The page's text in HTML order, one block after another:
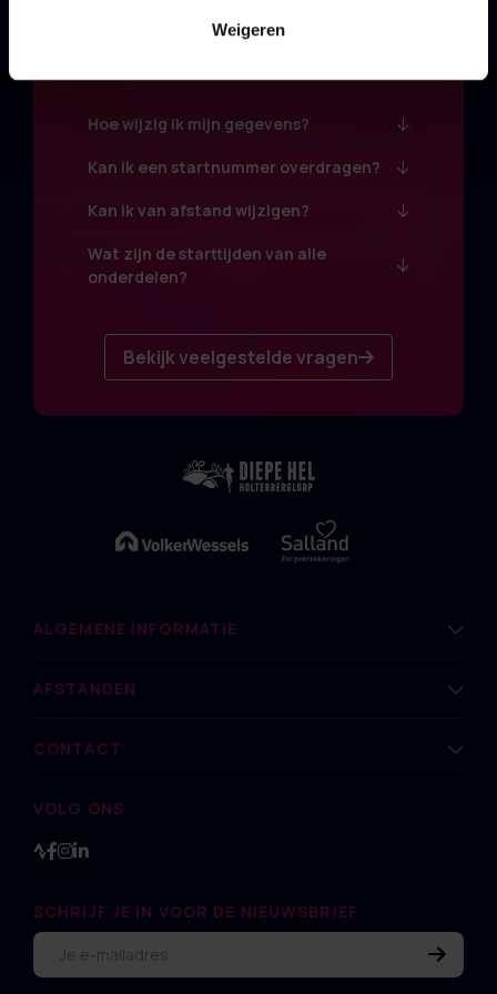
Weigeren
vragen
Hoe wijzig ik mijn gegevens?
Kan ik een startnummer overdragen?
Kan ik van afstand wijzigen?
Wat zijn de starttijden van alle
onderdelen?
Bekijk veelgestelde vragen
ALGEMENE INFORMATIE
AFSTANDEN
CONTACT
VOLG ONS
SCHRIJF JE IN VOOR DE NIEUWSBRIEF